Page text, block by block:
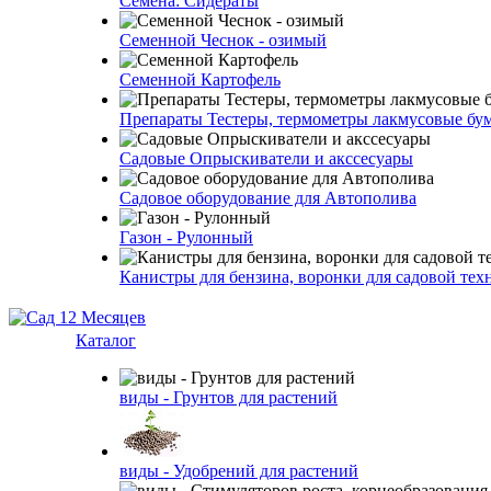
Семенной Чеснок - озимый
Семенной Картофель
Препараты Тестеры, термометры лакмусовые
Садовые Опрыскиватели и акссесуары
Садовое оборудование для Автополива
Газон - Рулонный
Канистры для бензина, воронки для садовой
Каталог
виды - Грунтов для растений
виды - Удобрений для растений